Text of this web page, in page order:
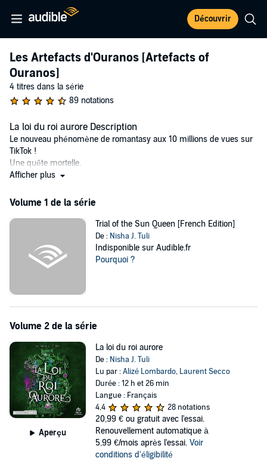
Découvrir
Les Artefacts d'Ouranos [Artefacts of
Ouranos]
4 titres dans la série
89 notations
La loi du roi aurore Description
Le nouveau phénomène de romantasy aux 10 millions de vues sur
TikTok !
Une quête mortelle.
Quatre artefacts.
Lor ne reculera devant rien pour protéger le secret de sa famille et
©2023 Nisha J. Tuli (P)2024 W.F. Howes Ltd
Afficher plus
Volume 1 de la série
Trial of the Sun Queen [French Edition]
De : Nisha J. Tuli
Indisponible sur Audible.fr
Pourquoi ?
Volume 2 de la série
Aperçu
La loi du roi aurore
De : Nisha J. Tuli
Lu par :Alizé Lombardo, Laurent Secco
Durée : 12 h et 26 min
Langue : Français
4,4
28 notations
20,99 € ou gratuit avec l'essai.
Renouvellement automatique à
5,99 €/mois après l'essai. Voir
conditions d'éligibilité